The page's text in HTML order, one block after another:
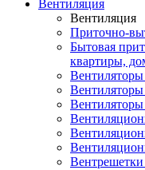
Вентиляция
Вентиляция
Приточно-
Бытовая
квартиры,